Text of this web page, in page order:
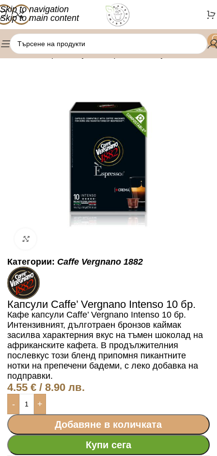
Skip to navigation
Skip to main content
Начало/Кафе капсули/Nespresso капсули
Категории: Caffe Vergnano 1882
Капсули Caffe’ Vergnano Intenso 10 бр.
Кафе капсули Caffe’ Vergnano Intenso 10 бр.
Интензивният, дълготраен бронзов каймак
засилва характерния вкус на тъмен шоколад на
африканските кафета. В продължителния
послевкус този бленд припомня пикантните
нотки на препечени бадеми, с леко добавка на
подправки.
4.55 € / 8.90 лв.
- +
Добавяне в количката
Купи сега